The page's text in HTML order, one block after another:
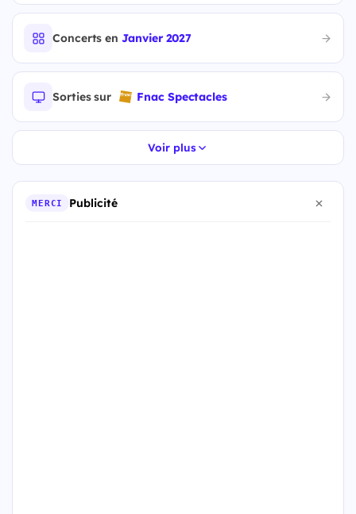
Concerts enJanvier 2027
Sorties sur Fnac Spectacles
Voir plus
MERCI Publicité